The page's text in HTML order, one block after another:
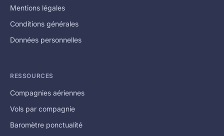
Mentions légales
Conditions générales
Données personnelles
RESSOURCES
Compagnies aériennes
Vols par compagnie
Baromètre ponctualité